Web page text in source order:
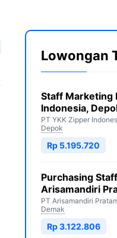
Lowongan
Staff Marketing
Indonesia,
PT YKK Zipper
Depok
Rp 5.195.720
Purchasing
Arisamandiri
PT Arisamandiri
Demak
Rp 3.122.806